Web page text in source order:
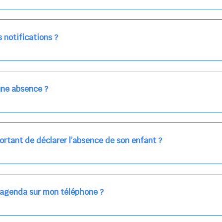
facturé par la direction de la crèche, en fin de mois, selon
confirmer directement avec l'équipe lors de la prochaine visite !
notifications ?
bleu en haut à droite), vous pouvez choisir de recevoir les
canaux en même temps, ou bien de ne plus les recevoir du
absence ?
l'équipe de la crèche en utilisant le gros bouton rouge ABSENCE
de déclarer l’absence de son enfant ?
enfants à accueillir, et ajuster les plannings au mieux.
car les repas sont commandés à l’avance.
sur mon téléphone ?
sur l'App Store ni Google Play car il s'agit d'une Web App,